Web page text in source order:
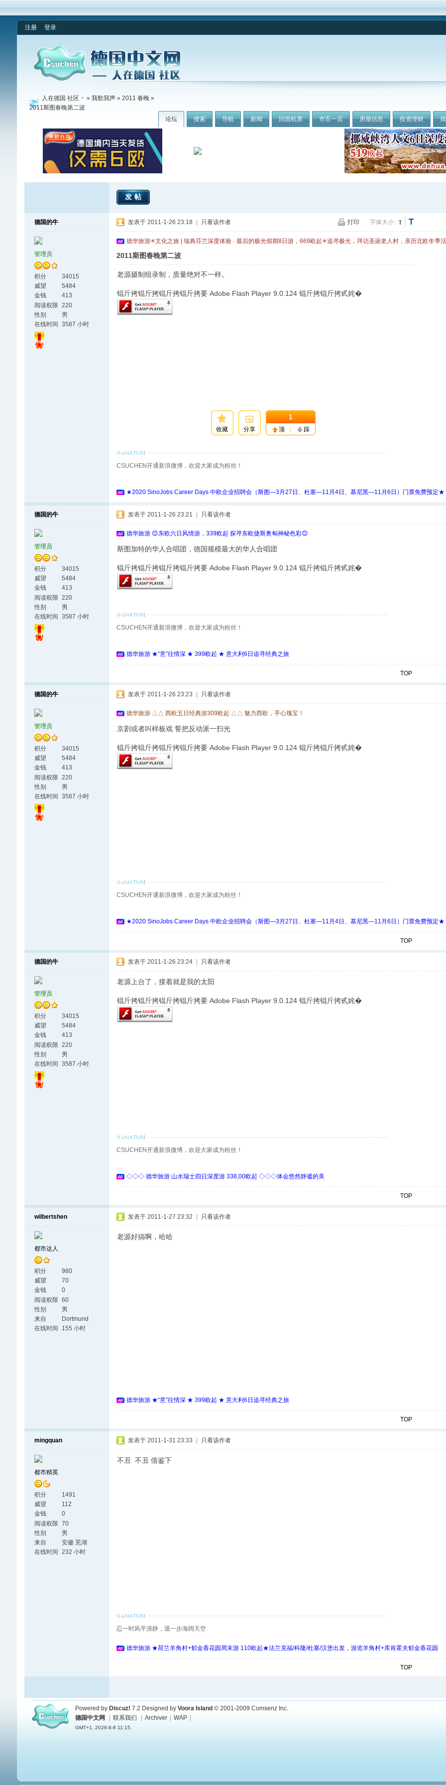
注册 登录
论坛 搜索 导航 新闻 回国机票 市百一店 房屋信息 投资理财
人在德国 社区 » 我歌我声» 2011 春晚»
2011斯图春晚第二波
发帖
德国的牛
管理员
积分
34015
威望
5484
金钱
413
阅读权限 220
性别
男
在线时间
3587 小时
打印 字体大小:
发表于 2011-1-26 23:18 只看该作者
德华旅游✳文化之旅 | 瑞典芬兰深度体验 · 最后的极光假期8日游，669欧起✳追寻极光，拜访圣诞老人村，亲历北欧冬季
2011斯图春晚第二波
老源摄制组录制，质量绝对不一样。
锟斤拷锟斤拷锟斤拷锟斤拷要 Adobe Flash Player 9.0.124 锟斤拷锟斤拷甙姹�
收藏 分享
1
顶 踩
CSUCHEN开通新浪微博，欢迎大家成为粉丝！
★2020 SinoJobs Career Days 中欧企业招聘会（斯图—3月27日、杜塞—11月4日、慕尼黑—11月6日）门票免费预定★
德国的牛
管理员
积分
34015
威望
5484
金钱
413
阅读权限 220
性别
男
在线时间
3587 小时
发表于 2011-1-26 23:21 只看该作者
德华旅游 😊东欧六日风情游，339欧起 探寻东欧捷斯奥匈神秘色彩😊
斯图加特的华人合唱团，德国规模最大的华人合唱团
锟斤拷锟斤拷锟斤拷锟斤拷要 Adobe Flash Player 9.0.124 锟斤拷锟斤拷甙姹�
CSUCHEN开通新浪微博，欢迎大家成为粉丝！
德华旅游 ★“意”往情深 ★ 399欧起 ★ 意大利6日追寻经典之旅
TOP
德国的牛
管理员
积分
34015
威望
5484
金钱
413
阅读权限 220
性别
男
在线时间
3587 小时
发表于 2011-1-26 23:23 只看该作者
德华旅游 △△ 西欧五日经典游309欧起 △△ 魅力西欧，手心瑰宝！
京剧或者叫样板戏 誓把反动派一扫光
锟斤拷锟斤拷锟斤拷锟斤拷要 Adobe Flash Player 9.0.124 锟斤拷锟斤拷甙姹�
CSUCHEN开通新浪微博，欢迎大家成为粉丝！
★2020 SinoJobs Career Days 中欧企业招聘会（斯图—3月27日、杜塞—11月4日、慕尼黑—11月6日）门票免费预定★
TOP
德国的牛
管理员
积分
34015
威望
5484
金钱
413
阅读权限 220
性别
男
在线时间
3587 小时
发表于 2011-1-26 23:24 只看该作者
老源上台了，接着就是我的太阳
锟斤拷锟斤拷锟斤拷锟斤拷要 Adobe Flash Player 9.0.124 锟斤拷锟斤拷甙姹�
CSUCHEN开通新浪微博，欢迎大家成为粉丝！
◇◇◇ 德华旅游 山水瑞士四日深度游 338,00欧起 ◇◇◇体会悠然静谧的美
TOP
wilbertshen
都市达人
积分
980
威望
70
金钱
0
阅读权限 60
性别
男
来自
Dortmund
在线时间
155 小时
发表于 2011-1-27 23:32 只看该作者
老源好搞啊，哈哈
德华旅游 ★“意”往情深 ★ 399欧起 ★ 意大利6日追寻经典之旅
TOP
mingquan
都市精英
积分
1491
威望
112
金钱
0
阅读权限 70
性别
男
来自
安徽 芜湖
在线时间
232 小时
发表于 2011-1-31 23:33 只看该作者
不丑 不丑 借鉴下
忍一时风平浪静，退一步海阔天空
德华旅游 ★荷兰羊角村+郁金香花园周末游 110欧起★法兰克福/科隆/杜塞/汉堡出发，游览羊角村+库肯霍夫郁金香花园
TOP
Powered by Discuz! 7.2 Designed by Voora Island © 2001-2009 Comsenz Inc.
德国中文网
联系我们 Archiver WAP
GMT+1, 2026-8-8 11:15.